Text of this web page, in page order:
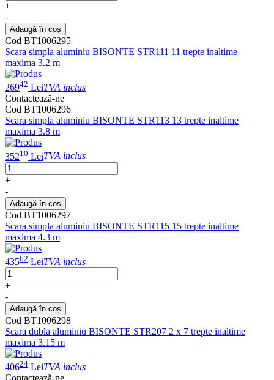
+
-
Adaugă în coș
Cod BT1006295
Scara simpla aluminiu BISONTE STR111 11 trepte inaltime
maxima 3.2 m
26942 LeiTVA inclus
Contactează-ne
Cod BT1006296
Scara simpla aluminiu BISONTE STR113 13 trepte inaltime
maxima 3.8 m
35210 LeiTVA inclus
+
-
Adaugă în coș
Cod BT1006297
Scara simpla aluminiu BISONTE STR115 15 trepte inaltime
maxima 4.3 m
43562 LeiTVA inclus
+
-
Adaugă în coș
Cod BT1006298
Scara dubla aluminiu BISONTE STR207 2 x 7 trepte inaltime
maxima 3.15 m
40624 LeiTVA inclus